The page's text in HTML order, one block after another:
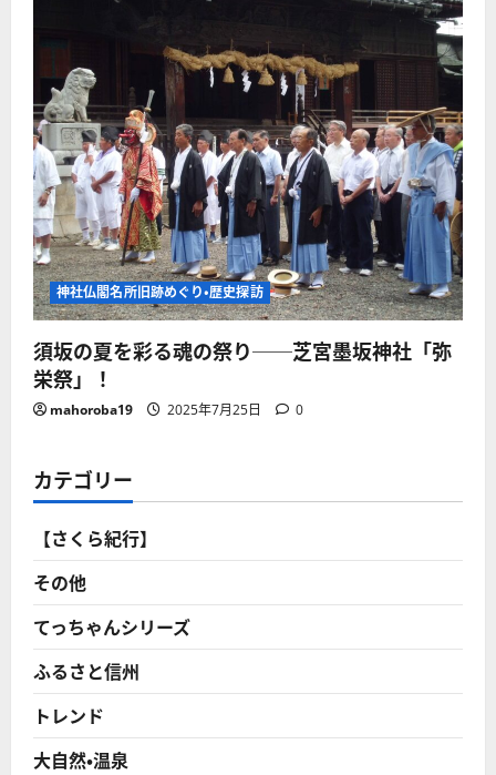
神社仏閣名所旧跡めぐり・歴史探訪
須坂の夏を彩る魂の祭り──芝宮墨坂神社「弥
栄祭」！
mahoroba19 2025年7月25日 0
カテゴリー
【さくら紀行】
その他
てっちゃんシリーズ
ふるさと信州
トレンド
大自然・温泉